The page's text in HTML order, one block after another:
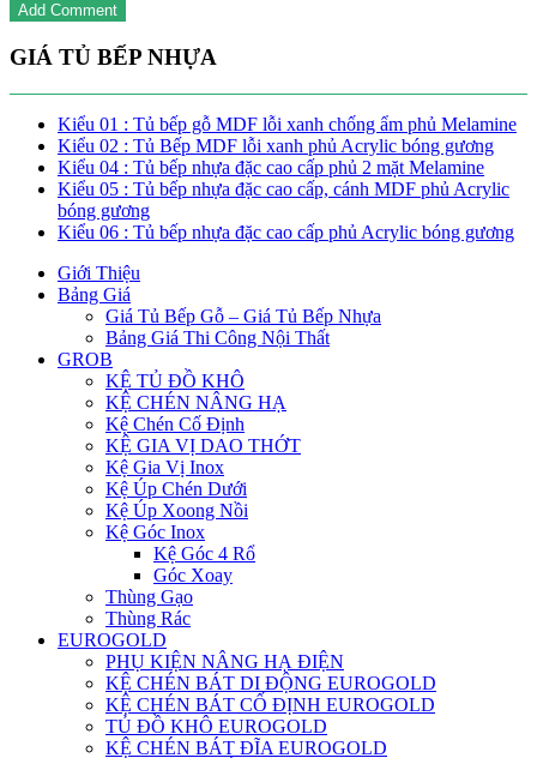
GIÁ TỦ BẾP NHỰA
Kiểu 01 : Tủ bếp gỗ MDF lỗi xanh chống ẩm phủ Melamine
Kiểu 02 : Tủ Bếp MDF lỗi xanh phủ Acrylic bóng gương
Kiểu 04 : Tủ bếp nhựa đặc cao cấp phủ 2 mặt Melamine
Kiểu 05 : Tủ bếp nhựa đặc cao cấp, cánh MDF phủ Acrylic
bóng gương
Kiểu 06 : Tủ bếp nhựa đặc cao cấp phủ Acrylic bóng gương
Giới Thiệu
Bảng Giá
Giá Tủ Bếp Gỗ – Giá Tủ Bếp Nhựa
Bảng Giá Thi Công Nội Thất
GROB
KỆ TỦ ĐỒ KHÔ
KỆ CHÉN NÂNG HẠ
Kệ Chén Cố Định
KỆ GIA VỊ DAO THỚT
Kệ Gia Vị Inox
Kệ Úp Chén Dưới
Kệ Úp Xoong Nồi
Kệ Góc Inox
Kệ Góc 4 Rổ
Góc Xoay
Thùng Gạo
Thùng Rác
EUROGOLD
PHỤ KIỆN NÂNG HẠ ĐIỆN
KỆ CHÉN BÁT DI ĐỘNG EUROGOLD
KỆ CHÉN BÁT CỐ ĐỊNH EUROGOLD
TỦ ĐỒ KHÔ EUROGOLD
KỆ CHÉN BÁT ĐĨA EUROGOLD